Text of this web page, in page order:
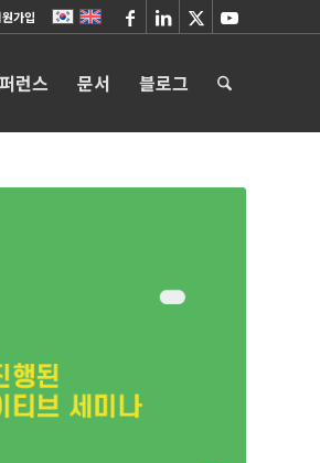
가입
런스 문서 블로그